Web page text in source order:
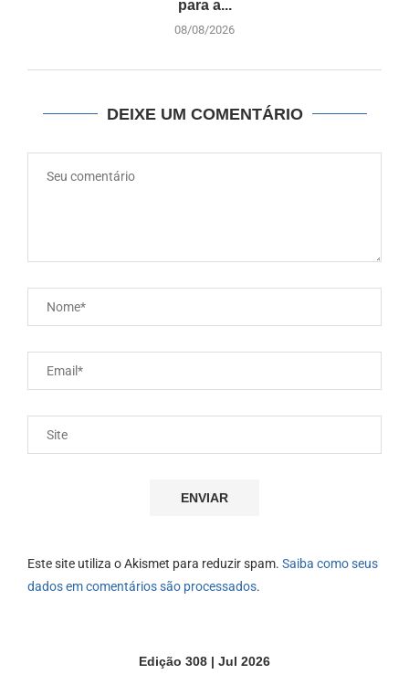
para a...
08/08/2026
DEIXE UM COMENTÁRIO
Este site utiliza o Akismet para reduzir spam. Saiba como seus
dados em comentários são processados.
Edição 308 | Jul 2026